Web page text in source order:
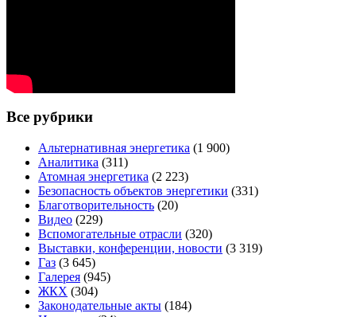
Все рубрики
Альтернативная энергетика (1 900)
Аналитика (311)
Атомная энергетика (2 223)
Безопасность объектов энергетики (331)
Благотворительность (20)
Видео (229)
Вспомогательные отрасли (320)
Выставки, конференции, новости (3 319)
Газ (3 645)
Галерея (945)
ЖКХ (304)
Законодательные акты (184)